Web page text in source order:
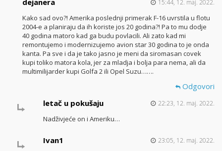
dejanera 15:44, 12. maj. 2022.
Kako sad ovo?! Amerika poslednji primerak F-16 uvrstila u flotu
2004-e a planiraju da ih koriste jos 20 godina?! Pa to mu dodje
40 godina matoro kad ga budu povlacili. Ali zato kad mi
remontujemo i modernizujemo avion star 30 godina to je onda
kanta. Pa sve i da je tako jasno je meni da siromasan covek
kupi toliko matora kola, jer za mladja i bolja para nema, ali da
multimilijarder kupi Golfa 2 ili Opel Suzu…….
Odgovori
letač u pokušaju
22:23, 12. maj. 2022.
Nadživjeće on i Ameriku…
Ivan1 23:05, 12. maj. 2022.